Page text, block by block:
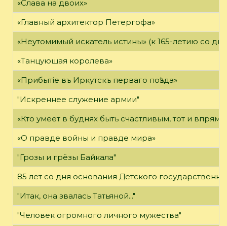
«Слава на двоих»
«Главный архитектор Петергофа»
«Неутомимый искатель истины» (к 165-летию со
«Танцующая королева»
«Прибытie въ Иркутскъ перваго поѣзда»
"Искреннее служение армии"
«Кто умеет в буднях быть счастливым, тот и
«О правде войны и правде мира»
"Грозы и грёзы Байкала"
85 лет со дня основания Детского
"Итак, она звалась Татьяной..."
"Человек огромного личного мужества"